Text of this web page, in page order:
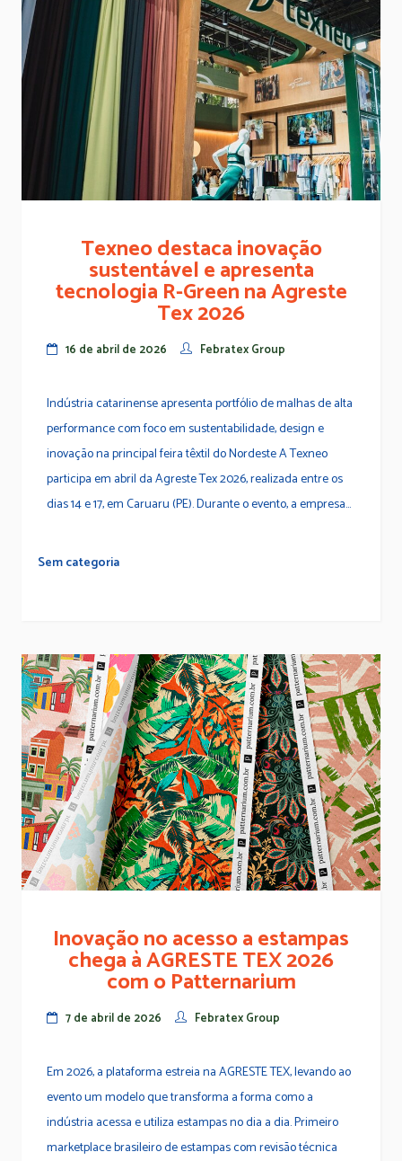
Texneo destaca inovação
sustentável e apresenta
tecnologia R-Green na Agreste
Tex 2026
16 de abril de 2026 Febratex Group
Indústria catarinense apresenta portfólio de malhas de alta
performance com foco em sustentabilidade, design e
inovação na principal feira têxtil do Nordeste A Texneo
participa em abril da Agreste Tex 2026, realizada entre os
dias 14 e 17, em Caruaru (PE). Durante o evento, a empresa...
Sem categoria
Inovação no acesso a estampas
chega à AGRESTE TEX 2026
com o Patternarium
7 de abril de 2026 Febratex Group
Em 2026, a plataforma estreia na AGRESTE TEX, levando ao
evento um modelo que transforma a forma como a
indústria acessa e utiliza estampas no dia a dia. Primeiro
marketplace brasileiro de estampas com revisão técnica